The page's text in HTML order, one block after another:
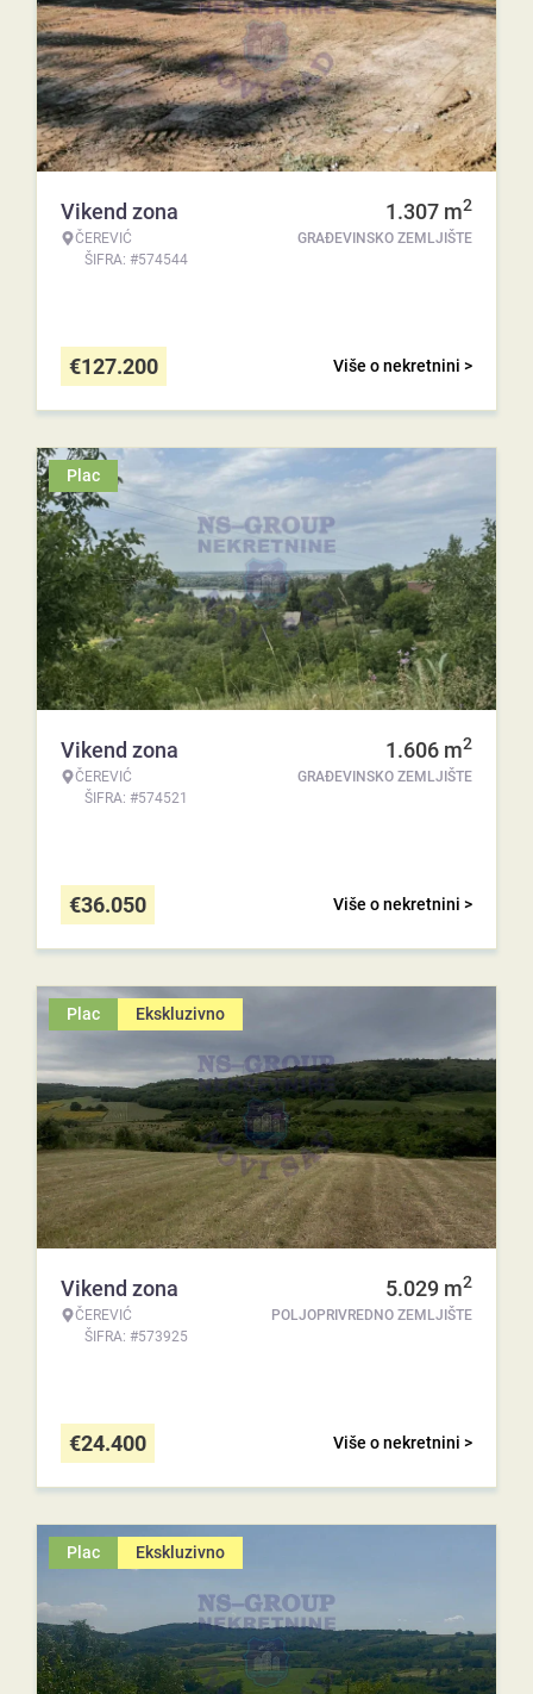
Vikend zona
ČEREVIĆ
ŠIFRA: #574544
1.307 m2
GRAĐEVINSKO ZEMLJIŠTE
Više o nekretnini >
€127.200
Plac
Vikend zona
ČEREVIĆ
ŠIFRA: #574521
1.606 m2
GRAĐEVINSKO ZEMLJIŠTE
Više o nekretnini >
€36.050
Plac Ekskluzivno
Vikend zona
ČEREVIĆ
ŠIFRA: #573925
5.029 m2
POLJOPRIVREDNO ZEMLJIŠTE
Više o nekretnini >
€24.400
Plac Ekskluzivno